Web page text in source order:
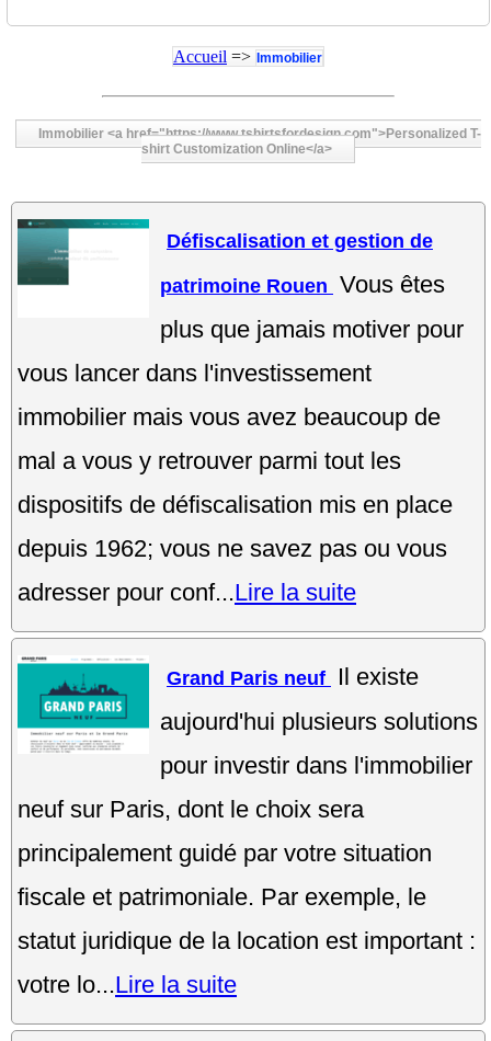
Accueil => Immobilier
Immobilier <a href="https://www.tshirtsfordesign.com">Personalized T-
shirt Customization Online</a>
Défiscalisation et gestion de
patrimoine Rouen Vous êtes
plus que jamais motiver pour
vous lancer dans l'investissement
immobilier mais vous avez beaucoup de
mal a vous y retrouver parmi tout les
dispositifs de défiscalisation mis en place
depuis 1962; vous ne savez pas ou vous
adresser pour conf...Lire la suite
Grand Paris neuf
Il existe
aujourd'hui plusieurs solutions
pour investir dans l'immobilier
neuf sur Paris, dont le choix sera
principalement guidé par votre situation
fiscale et patrimoniale. Par exemple, le
statut juridique de la location est important :
votre lo...Lire la suite